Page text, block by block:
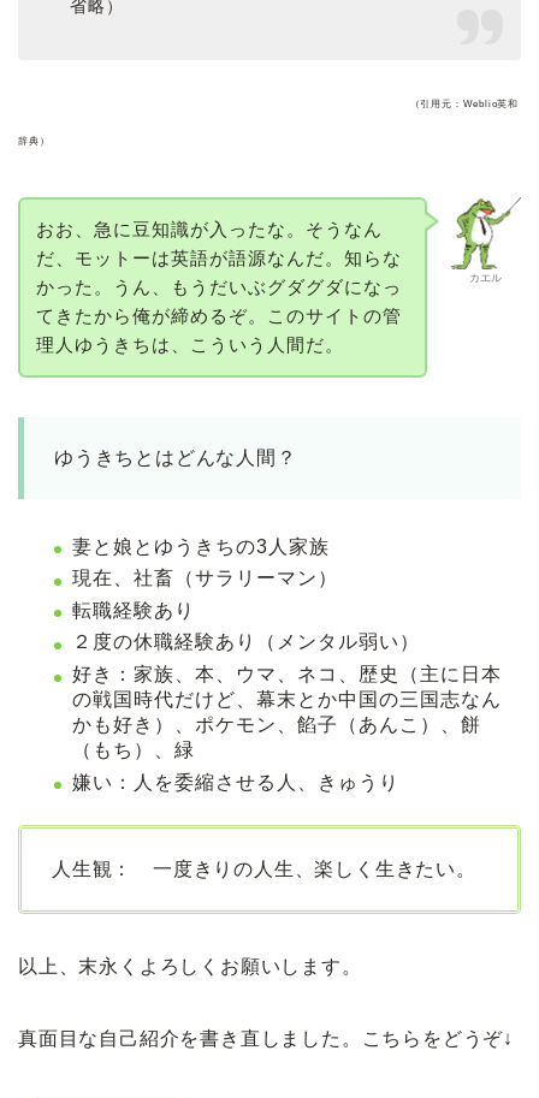
省略）
（引用元：Weblio英和
辞典）
カエル
おお、急に豆知識が入ったな。そうなん
だ、モットーは英語が語源なんだ。知らな
かった。うん、もうだいぶグダグダになっ
てきたから俺が締めるぞ。このサイトの管
理人ゆうきちは、こういう人間だ。
ゆうきちとはどんな人間？
妻と娘とゆうきちの3人家族
現在、社畜（サラリーマン）
転職経験あり
２度の休職経験あり（メンタル弱い）
好き：家族、本、ウマ、ネコ、歴史（主に日本
の戦国時代だけど、幕末とか中国の三国志なん
かも好き）、ポケモン、餡子（あんこ）、餅
（もち）、緑
嫌い：人を委縮させる人、きゅうり
人生観： 一度きりの人生、楽しく生きたい。
以上、末永くよろしくお願いします。
真面目な自己紹介を書き直しました。こちらをどうぞ↓